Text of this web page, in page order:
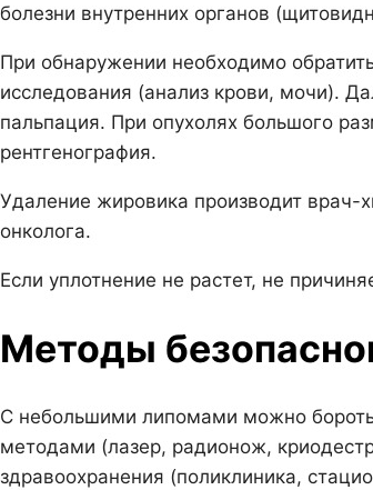
болезни внутренних органов
При обнаружении необходимо
исследования (анализ крови, мочи).
пальпация. При опухолях большого
рентгенография.
Удаление жировика производит врач-
онколога.
Если уплотнение не растет, не
Методы
С небольшими липомами можно
методами (лазер, радионож,
здравоохранения (поликлиника,